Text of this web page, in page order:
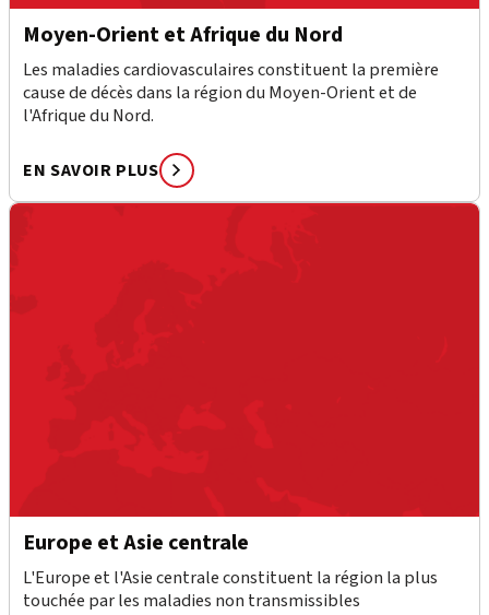
Moyen-Orient et Afrique du Nord
Les maladies cardiovasculaires constituent la première
cause de décès dans la région du Moyen-Orient et de
l'Afrique du Nord.
EN SAVOIR PLUS
Europe et Asie centrale
L'Europe et l'Asie centrale constituent la région la plus
touchée par les maladies non transmissibles